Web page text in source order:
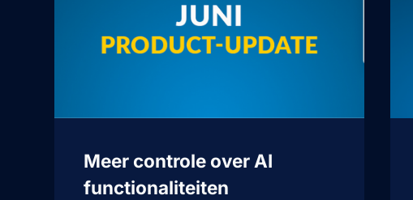
Meer controle over AI
functionaliteiten